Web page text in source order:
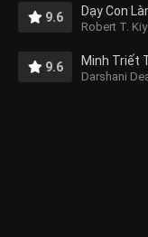
9.6 Dạy Con
Robert T.
9.6 Minh Triết
Darshani